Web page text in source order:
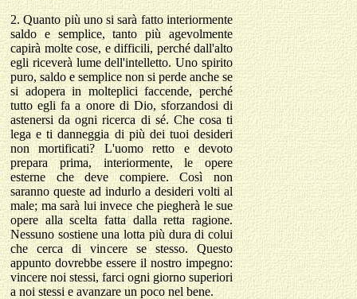
2. Quanto più uno si sarà fatto interiormente
saldo e semplice, tanto più agevolmente
capirà molte cose, e difficili, perché dall'alto
egli riceverà lume dell'intelletto. Uno spirito
puro, saldo e semplice non si perde anche se
si adopera in molteplici faccende, perché
tutto egli fa a onore di Dio, sforzandosi di
astenersi da ogni ricerca di sé. Che cosa ti
lega e ti danneggia di più dei tuoi desideri
non mortificati? L'uomo retto e devoto
prepara prima, interiormente, le opere
esterne che deve compiere. Così non
saranno queste ad indurlo a desideri volti al
male; ma sarà lui invece che piegherà le sue
opere alla scelta fatta dalla retta ragione.
Nessuno sostiene una lotta più dura di colui
che cerca di vincere se stesso. Questo
appunto dovrebbe essere il nostro impegno:
vincere noi stessi, farci ogni giorno superiori
a noi stessi e avanzare un poco nel bene.